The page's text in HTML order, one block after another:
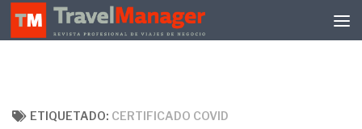
Debajo del contenido
ETIQUETADO: CERTIFICADO COVID